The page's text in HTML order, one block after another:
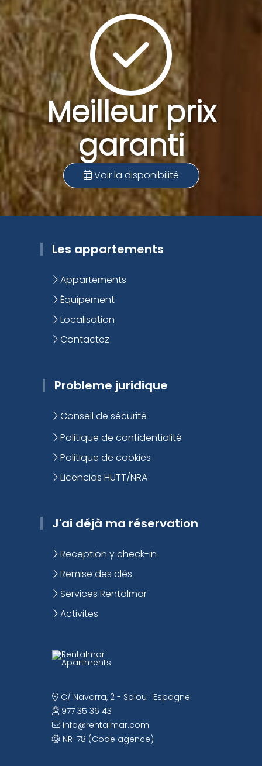
Meilleur prix
garanti
Voir la disponibilité
Les appartements
Appartements
Équipement
Localisation
Contactez
Probleme juridique
Conseil de sécurité
Politique de confidentialité
Politique de cookies
Licencias HUTT/NRA
J'ai déjà ma réservation
Reception y check-in
Remise des clés
Services Rentalmar
Activites
C/ Navarra, 2 - Salou · Espagne
977 35 36 43
info@rentalmar.com
NR-78 (Code agence)